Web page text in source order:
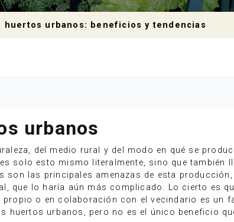
huertos urbanos: beneficios y tendencias
urbanos
del medio rural y del modo en qué se
solo esto mismo literalmente, sino que también
son las principales amenazas de esta
que lo haría aún más complicado. Lo cierto es
o en colaboración con el vecindario es un
huertos urbanos, pero no es el único beneficio